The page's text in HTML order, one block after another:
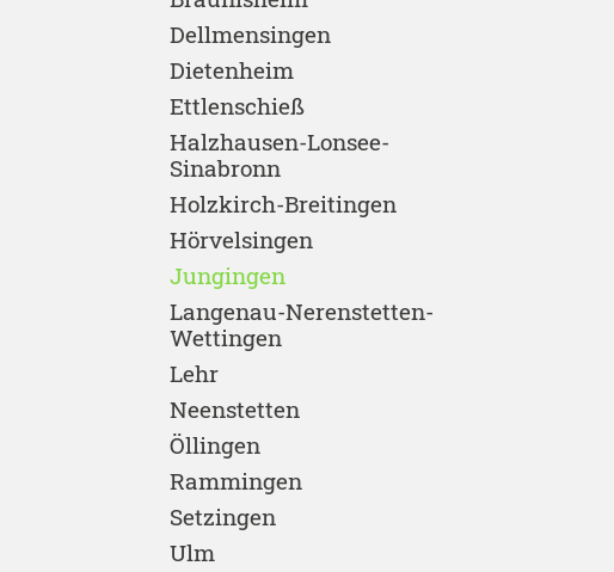
Dellmensingen
Dietenheim
Ettlenschieß
Halzhausen-Lonsee-
Sinabronn
Holzkirch-Breitingen
Hörvelsingen
Jungingen
Langenau-Nerenstetten-
Wettingen
Lehr
Neenstetten
Öllingen
Rammingen
Setzingen
Ulm